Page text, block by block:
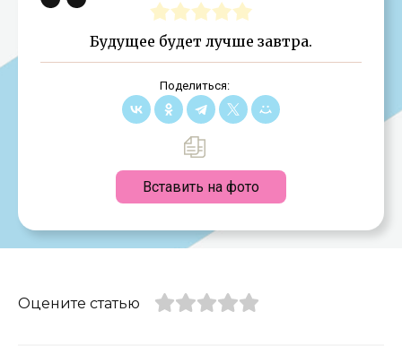
Будущее будет лучше завтра.
Поделиться:
Вставить на фото
Оцените статью